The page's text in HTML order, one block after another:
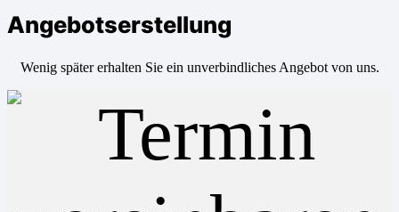
Angebotserstellung
Wenig später erhalten Sie ein unverbindliches Angebot von uns.